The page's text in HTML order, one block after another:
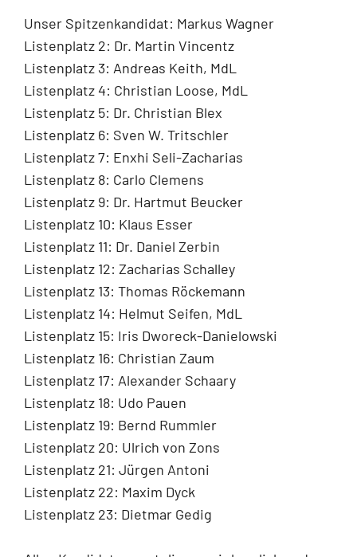
Unser Spitzenkandidat: Markus Wagner
Listenplatz 2: Dr. Martin Vincentz
Listenplatz 3: Andreas Keith, MdL
Listenplatz 4: Christian Loose, MdL
Listenplatz 5: Dr. Christian Blex
Listenplatz 6: Sven W. Tritschler
Listenplatz 7: Enxhi Seli-Zacharias
Listenplatz 8: Carlo Clemens
Listenplatz 9: Dr. Hartmut Beucker
Listenplatz 10: Klaus Esser
Listenplatz 11: Dr. Daniel Zerbin
Listenplatz 12: Zacharias Schalley
Listenplatz 13: Thomas Röckemann
Listenplatz 14: Helmut Seifen, MdL
Listenplatz 15: Iris Dworeck-Danielowski
Listenplatz 16: Christian Zaum
Listenplatz 17: Alexander Schaary
Listenplatz 18: Udo Pauen
Listenplatz 19: Bernd Rummler
Listenplatz 20: Ulrich von Zons
Listenplatz 21: Jürgen Antoni
Listenplatz 22: Maxim Dyck
Listenplatz 23: Dietmar Gedig